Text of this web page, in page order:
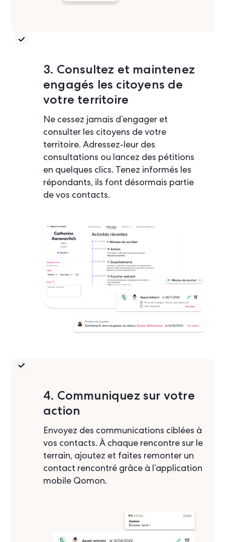
3. Consultez et maintenez
engagés les citoyens de
votre territoire
Ne cessez jamais d’engager et
consulter les citoyens de votre
territoire. Adressez-leur des
consultations ou lancez des pétitions
en quelques clics. Tenez informés les
répondants, ils font désormais partie
de vos contacts.
4. Communiquez sur votre
action
Envoyez des communications ciblées à
vos contacts. À chaque rencontre sur le
terrain, ajoutez et faites remonter un
contact rencontré grâce à l’application
mobile Qomon.